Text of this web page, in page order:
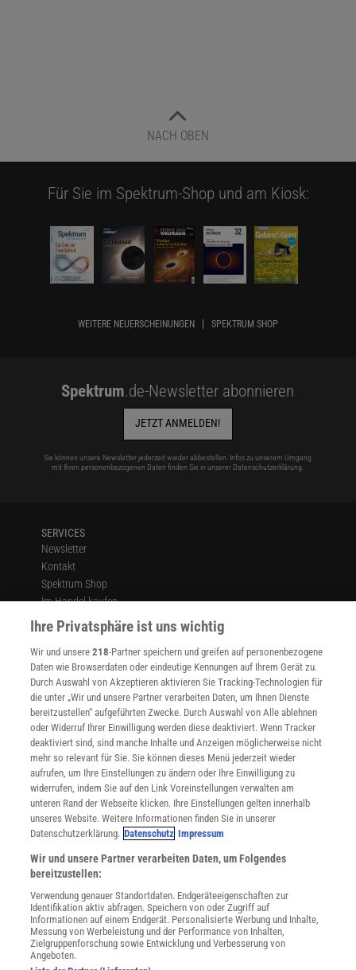
NACH OBEN
Für Sie im Spektrum-Shop und am Kiosk:
WEITERE NEUERSCHEINUNGEN SPEKTRUM SHOP
Spektrum.de-Newsletter abonnieren
JETZT ANMELDEN!
Sie können unsere Newsletter jederzeit wieder abbestellen. Infos zu unserem Umgang
mit Ihren personenbezogenen Daten finden Sie in unserer Datenschutzerklärung
SERVICES
Newsletter
Kontakt
Spektrum Shop
Im Handel kaufen
Presse
Verträge kündigen
Widerruf
INFO
Mediadaten
Datenschutz
Nutzungsbedingungen
Cookie-Einstellungen
Utiq verwalten
Nutzungsbasierte Onlinewerbung
Alle Artikel
Impressum
Angebote für Schulen
Angebote für Institutionen
Sprachen lernen mit Gymglish
Lexika
Für Spektrum schreiben
Zugänglichkeitserklärung
Ihre Privatsphäre ist uns wichtig
Wir und unsere218-Partner speichern und greifen auf personenbezogene
Daten wie Browserdaten oder eindeutige Kennungen auf Ihrem Gerät zu.
Durch Auswahl von Akzeptieren aktivieren Sie Tracking-Technologien für
die unter „Wir und unsere Partner verarbeiten Daten, um Ihnen Dienste
bereitzustellen“ aufgeführten Zwecke. Durch Auswahl von Alle ablehnen
oder Widerruf Ihrer Einwilligung werden diese deaktiviert. Wenn Tracker
deaktiviert sind, sind manche Inhalte und Anzeigen möglicherweise nicht
mehr so relevant für Sie. Sie können dieses Menü jederzeit wieder
aufrufen, um Ihre Einstellungen zu ändern oder Ihre Einwilligung zu
widerrufen, indem Sie auf den Link Voreinstellungen verwalten am
unteren Rand der Webseite klicken. Ihre Einstellungen gelten innerhalb
unseres Website. Weitere Informationen finden Sie in unserer
Datenschutzerklärung. Datenschutz Impressum
Wir und unsere Partner verarbeiten Daten, um Folgendes
bereitzustellen:
Verwendung genauer Standortdaten. Endgeräteeigenschaften zur
Identifikation aktiv abfragen. Speichern von oder Zugriff auf
Informationen auf einem Endgerät. Personalisierte Werbung und Inhalte,
Messung von Werbeleistung und der Performance von Inhalten,
Zielgruppenforschung sowie Entwicklung und Verbesserung von
Angeboten.